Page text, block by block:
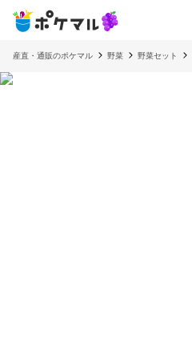
産直・通販のポケマル 野菜 野菜セット